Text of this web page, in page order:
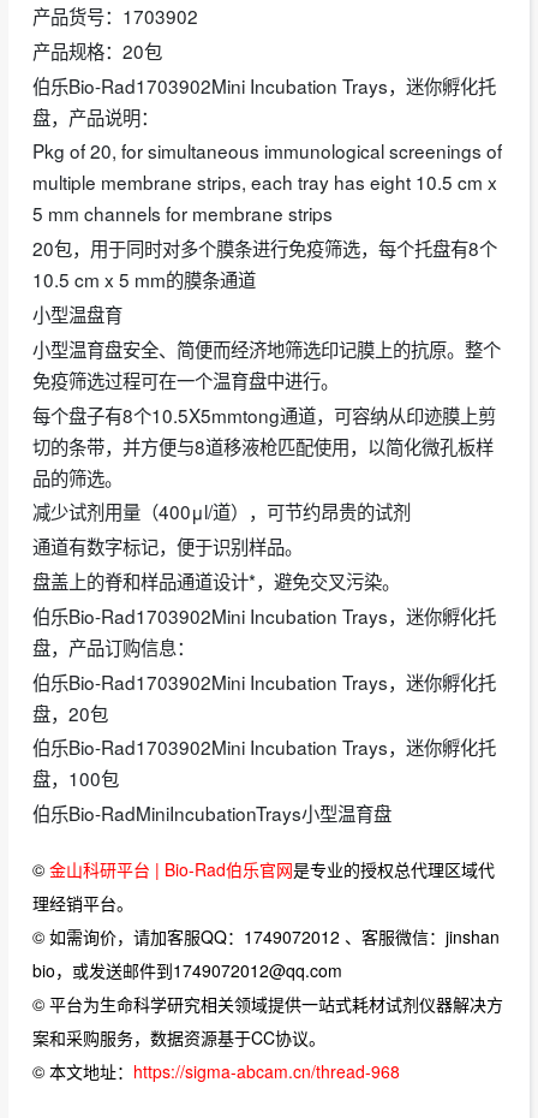
产品货号：1703902
产品规格：20包
伯乐Bio-Rad1703902Mini Incubation Trays，迷你孵化托
盘，产品说明：
Pkg of 20, for simultaneous immunological screenings of
multiple membrane strips, each tray has eight 10.5 cm x
5 mm channels for membrane strips
20包，用于同时对多个膜条进行免疫筛选，每个托盘有8个
10.5 cm x 5 mm的膜条通道
小型温盘育
小型温育盘安全、简便而经济地筛选印记膜上的抗原。整个
免疫筛选过程可在一个温育盘中进行。
每个盘子有8个10.5X5mmtong通道，可容纳从印迹膜上剪
切的条带，并方便与8道移液枪匹配使用，以简化微孔板样
品的筛选。
减少试剂用量（400μl/道），可节约昂贵的试剂
通道有数字标记，便于识别样品。
盘盖上的脊和样品通道设计*，避免交叉污染。
伯乐Bio-Rad1703902Mini Incubation Trays，迷你孵化托
盘，产品订购信息：
伯乐Bio-Rad1703902Mini Incubation Trays，迷你孵化托
盘，20包
伯乐Bio-Rad1703902Mini Incubation Trays，迷你孵化托
盘，100包
伯乐Bio-RadMiniIncubationTrays小型温育盘
© 金山科研平台 | Bio-Rad伯乐官网是专业的授权总代理区域代
理经销平台。
© 如需询价，请加客服QQ：1749072012 、客服微信：jinshan
bio，或发送邮件到1749072012@qq.com
© 平台为生命科学研究相关领域提供一站式耗材试剂仪器解决方
案和采购服务，数据资源基于CC协议。
© 本文地址： https://sigma-abcam.cn/thread-968